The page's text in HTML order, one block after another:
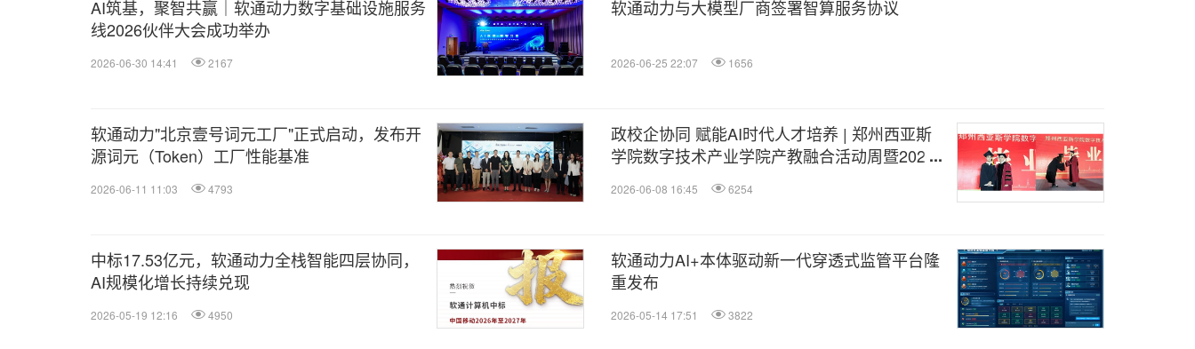
AI筑基，聚智共赢｜软通动力数字基础设施服务
线2026伙伴大会成功举办
2026-06-30 14:41 2167
软通动力与大模型厂商签署智算服务协议
2026-06-25 22:07 1656
软通动力"北京壹号词元工厂"正式启动，发布开
源词元（Token）工厂性能基准
2026-06-11 11:03 4793
政校企协同 赋能AI时代人才培养 | 郑州西亚斯
学院数字技术产业学院产教融合活动周暨2026
2026-06-08 16:45 6254
中标17.53亿元，软通动力全栈智能四层协同，
AI规模化增长持续兑现
2026-05-19 12:16 4950
软通动力AI+本体驱动新一代穿透式监管平台隆
重发布
2026-05-14 17:51 3822